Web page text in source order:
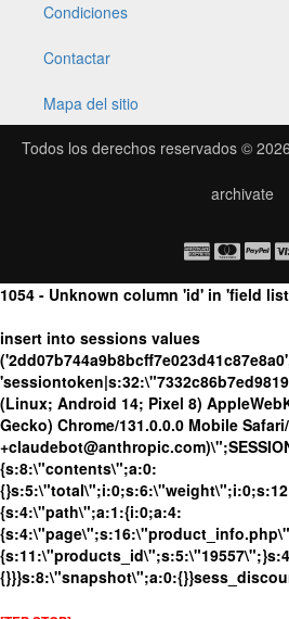
Condiciones
Contactar
Mapa del sitio
Todos los derechos reservados © 2026
archivate
1054 - Unknown column 'id' in 'field
insert into sessions values
(Linux; Android 14; Pixel 8)
Gecko) Chrome/131.0.0.0 Mobile
{s:8:\"contents\";a:0:
{s:4:\"path\";a:1:{i:0;a:4: